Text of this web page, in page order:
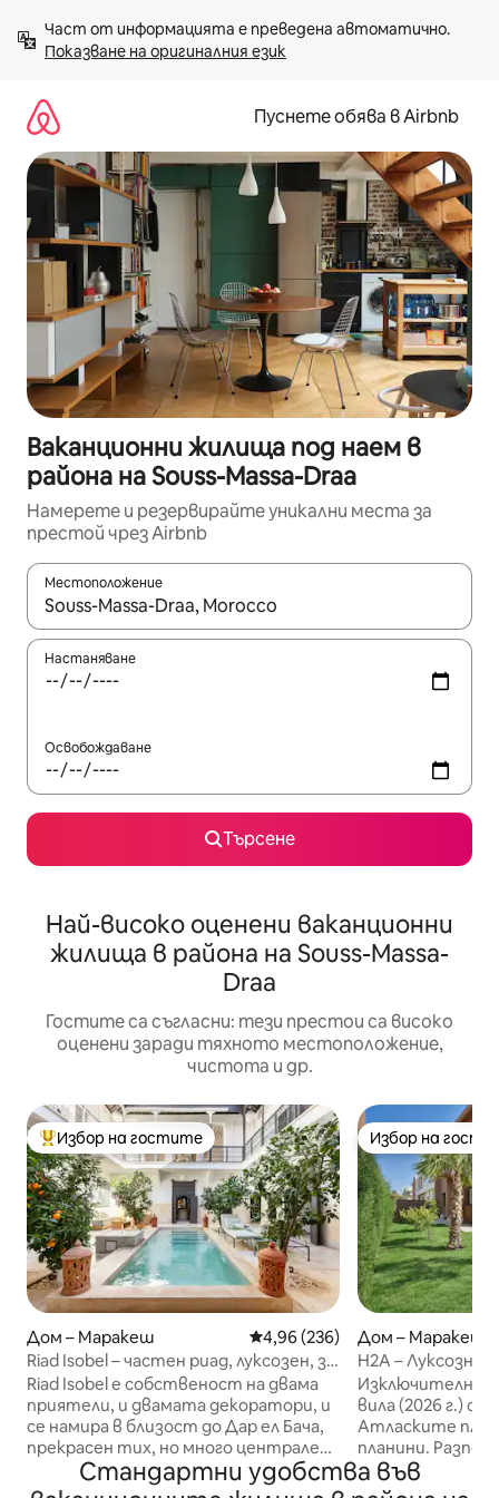
към
съдържанието
Показване на оригиналния език
Пуснете обява в Airbnb
Ваканционни жилища под наем в
района на Souss-Massa-Draa
Намерете и резервирайте уникални места за
престой чрез Airbnb
Местоположение
Когато резултатите се покажат, използвайте
Настаняване
Освобождаване
Търсене
Най-високо оценени ваканционни
жилища в района на Souss-Massa-
Draa
Гостите са съгласни: тези престои са високо
оценени заради тяхното местоположение,
чистота и др.
Най-популярен избор на гостите
Избор на гостите
Дом – Маракеш Средна оценка: 4,96 от 5,
4,96 (236)
Riad Isobel – частен риад, луксозен, за
8 души, с басейн
Riad Isobel е собственост на двама
приятели, и двамата декоратори, и
се намира в близост до Дар ел Бача,
прекрасен тих, но много централен
и ексклузивен район в Медина.
Напълно реновиран по най -
Избор на
Избор на
Дом – Маракеш
H2A – Луксозна
апартамента,
Изключителна,
вила (2026 г.) с
Атласките
планини.
апартамента
бани и големи
Стандартни удобства във